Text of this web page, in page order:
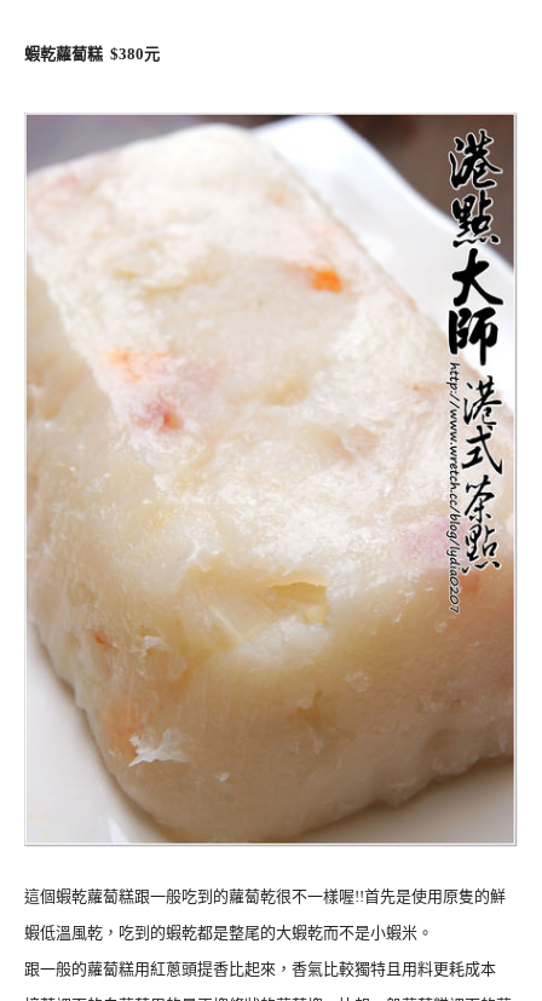
蝦乾蘿蔔糕 $380元
這個蝦乾蘿蔔糕跟一般吃到的蘿蔔乾很不一樣喔!!首先是使用原隻的鮮
蝦低溫風乾，吃到的蝦乾都是整尾的大蝦乾而不是小蝦米。
跟一般的蘿蔔糕用紅蔥頭提香比起來，香氣比較獨特且用料更耗成本